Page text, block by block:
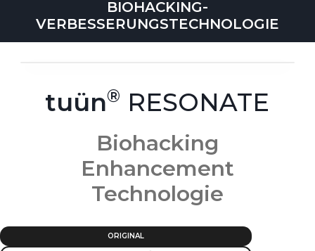
BIOHACKING-
VERBESSERUNGSTECHNOLOGIE
tuün RESONATE
Biohacking
Enhancement
Technologie
ORIGINAL